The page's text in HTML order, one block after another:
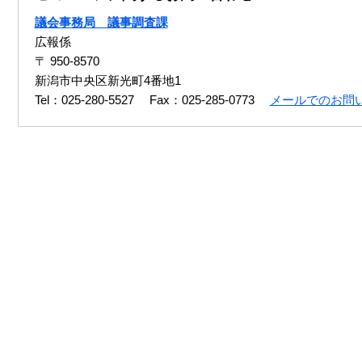
議会事務局 議事調査課
広報係
〒 950-8570
新潟市中央区新光町4番地1
Tel：025-280-5527
Fax：025-285-0773 メールでのお問